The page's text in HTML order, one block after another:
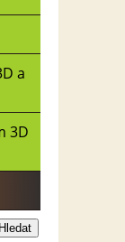
a
3D
Hledat